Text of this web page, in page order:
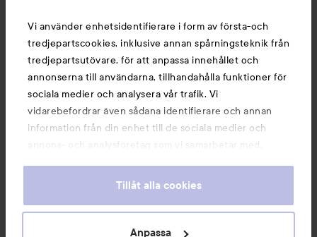
Vi använder enhetsidentifierare i form av första-och
tredjepartscookies, inklusive annan spårningsteknik från
tredjepartsutövare, för att anpassa innehållet och
annonserna till användarna, tillhandahålla funktioner för
sociala medier och analysera vår trafik. Vi
vidarebefordrar även sådana identifierare och annan
information från din enhet till de sociala medier och
annons- och analysföretag som vi samarbetar med.
information som du har tillhandahållit eller som de har
våra cookies vid fortsatt användande av vår webbplats.
För information om hur du kan ändra inställningarna för
Tillåt alla cookies
Anpassa
Du kanske också gillar